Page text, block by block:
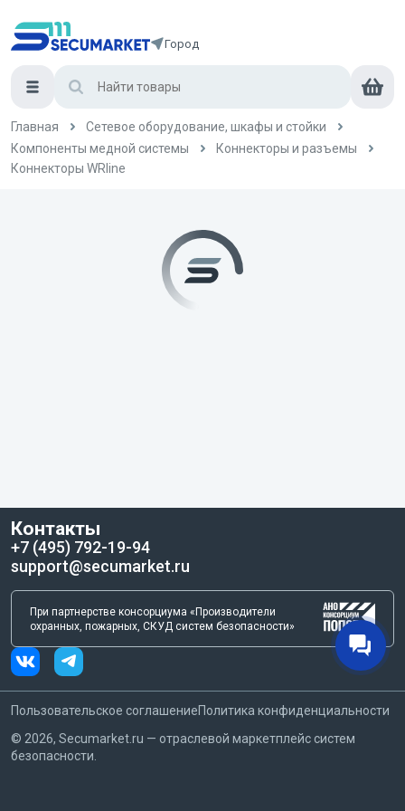
Город
Главная
Сетевое оборудование, шкафы и стойки
Компоненты медной системы
Коннекторы и разъемы
Коннекторы WRline
Контакты
+7 (495) 792-19-94
support@secumarket.ru
При партнерстве консорциума «Производители
охранных, пожарных, СКУД систем безопасности»
Пользовательское соглашениеПолитика конфиденциальности
© 2026, Secumarket.ru — отраслевой маркетплейс систем
безопасности.